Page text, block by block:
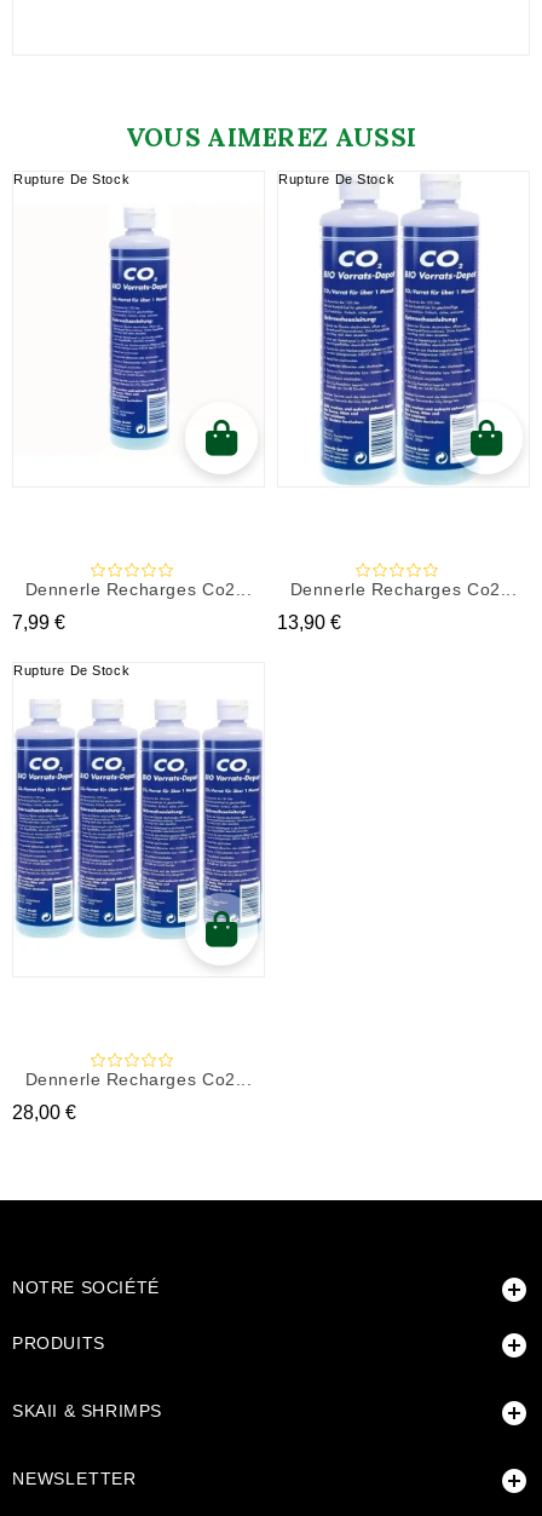
VOUS AIMEREZ AUSSI
Rupture De Stock
Dennerle Recharges Co2...
Prix
7,99 €
Rupture De Stock
Dennerle Recharges Co2...
Prix
13,90 €
Rupture De Stock
Dennerle Recharges Co2...
Prix
28,00 €
NOTRE SOCIÉTÉ 
PRODUITS 
SKAII & SHRIMPS 
NEWSLETTER 